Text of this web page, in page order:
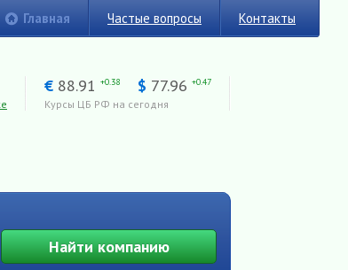
Главная Частые вопросы Контакты
€ 88.91 +0.38 $ 77.96 +0.47
Курсы ЦБ РФ на сегодня
Найтикомпанию